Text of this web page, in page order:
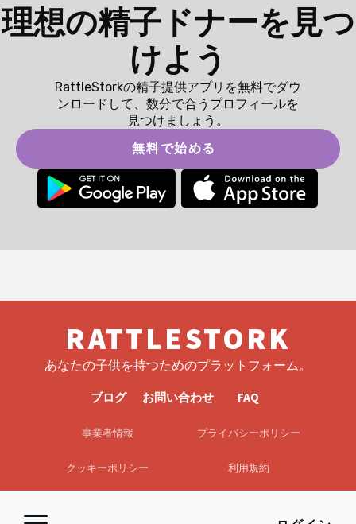
理想の精子ドナーを見つ
けよう
RattleStorkの精子提供アプリを無料でダウ
ンロードして、数分で合うプロフィールを
見つけましょう。
無料で始める
RATTLESTORK
あなたの子供を持つためのプラットフォーム。
ブログ お問い合わせ FAQ
事業者情報 プライバシーポリシー
クッキーポリシー 利用規約